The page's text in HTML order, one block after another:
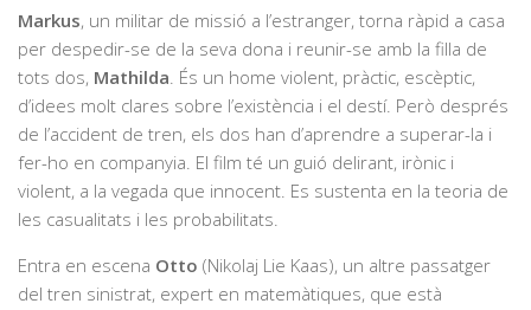
Markus, un militar de missió a l’estranger, torna ràpid a casa
per despedir-se de la seva dona i reunir-se amb la filla de
tots dos, Mathilda . És un home violent, pràctic, escèptic,
d’idees molt clares sobre l’existència i el destí. Però després
de l’accident de tren, els dos han d’aprendre a superar-la i
fer-ho en companyia. El film té un guió delirant, irònic i
violent, a la vegada que innocent. Es sustenta en la teoria de
les casualitats i les probabilitats.
Entra en escena Otto (Nikolaj Lie Kaas), un altre passatger
del tren sinistrat, expert en matemàtiques, que està